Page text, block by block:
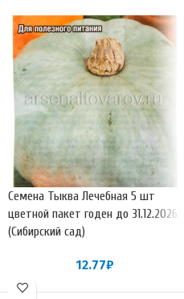
Семена Тыква Лечебная 5 шт
цветной пакет годен до 31.12.2026
(Сибирский сад)
12.77₽